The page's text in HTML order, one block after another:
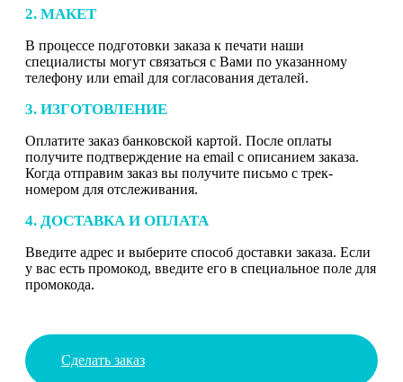
2. МАКЕТ
В процессе подготовки заказа к печати наши
специалисты могут связаться с Вами по указанному
телефону или email для согласования деталей.
3. ИЗГОТОВЛЕНИЕ
Оплатите заказ банковской картой. После оплаты
получите подтверждение на email с описанием заказа.
Когда отправим заказ вы получите письмо с трек-
номером для отслеживания.
4. ДОСТАВКА И ОПЛАТА
Введите адрес и выберите способ доставки заказа. Если
у вас есть промокод, введите его в специальное поле для
промокода.
Сделать заказ